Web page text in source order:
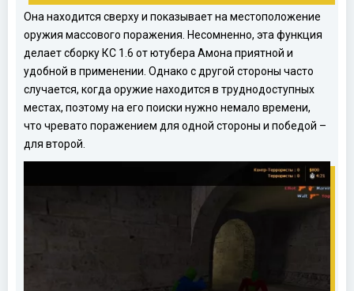
Она находится сверху и показывает на местоположение
оружия массового поражения. Несомненно, эта функция
делает сборку КС 1.6 от ютубера Амона приятной и
удобной в применении. Однако с другой стороны часто
случается, когда оружие находится в труднодоступных
местах, поэтому на его поиски нужно немало времени,
что чревато поражением для одной стороны и победой –
для второй.